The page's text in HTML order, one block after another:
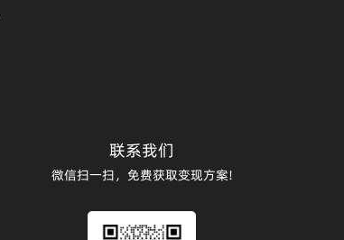
联系我们
微信扫一扫，免费获取变现方案!